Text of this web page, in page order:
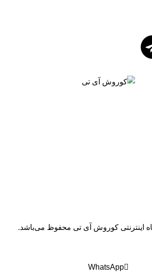
اینترنتی کوروش آی تی محفوظ می‌باشد.
WhatsApp